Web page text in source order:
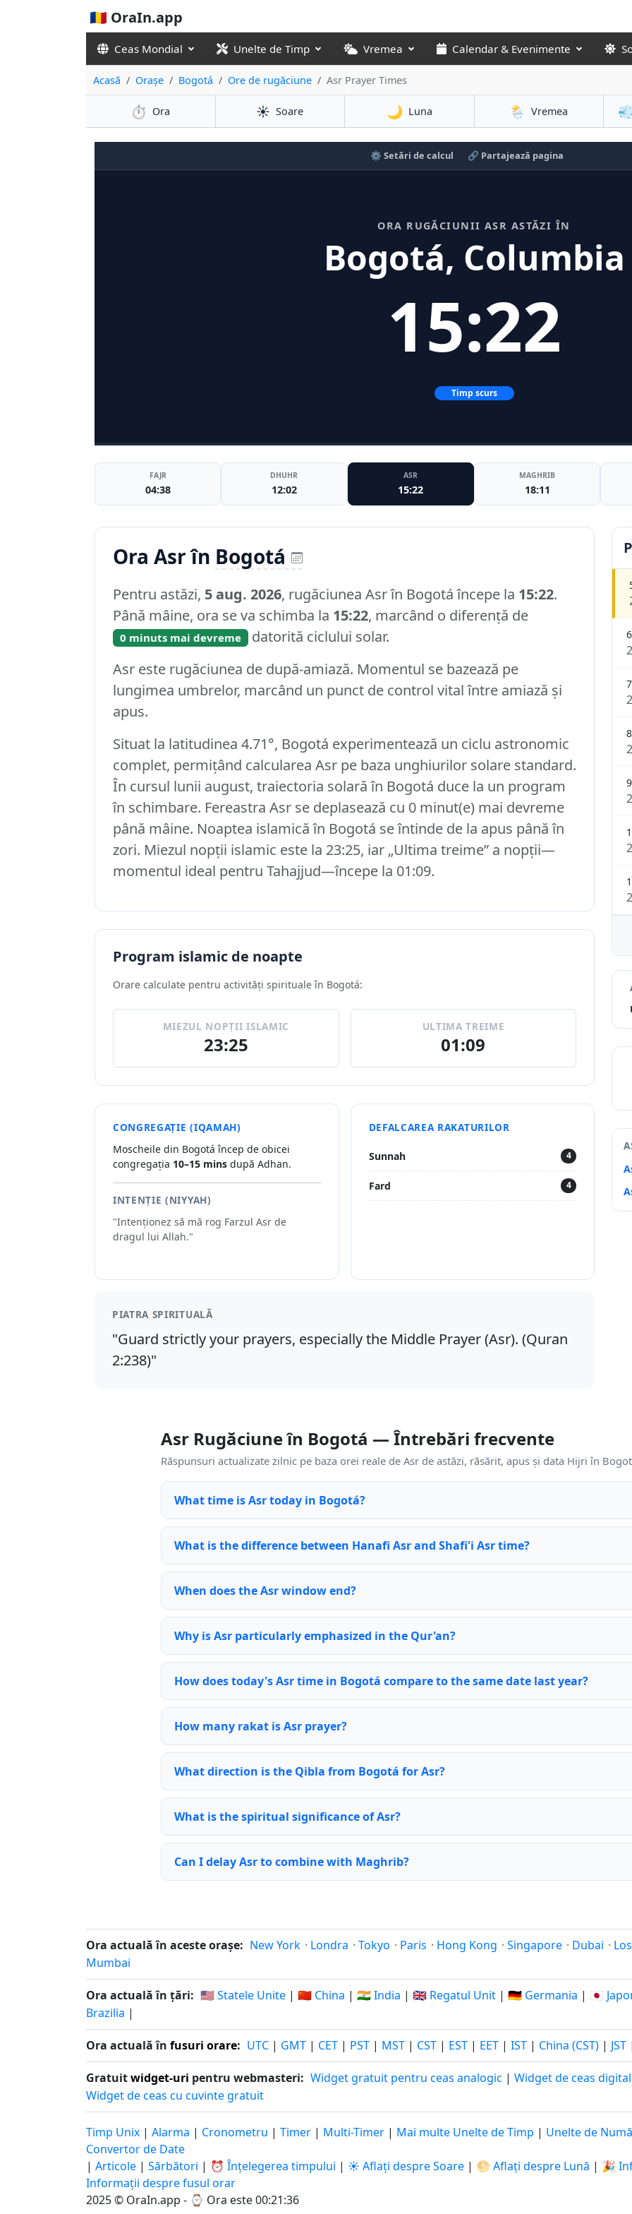
🇷🇴 OraIn.app
Ceas Mondial Unelte de Timp Vremea Calendar & Evenimente
Acasă Orașe Bogotá Ore de rugăciune Asr Prayer Times
⏱️ Ora ☀️ Soare 🌙 Luna 🌦️ Vremea
⚙️ Setări de calcul 🔗 Partajează pagina
ORA RUGĂCIUNII ASR ASTĂZI ÎN
Bogotá, Columbia
15:22
Timp scurs
FAJR
04:38
DHUHR
12:02
ASR
15:22
MAGHRIB
18:11
Ora Asr în Bogotá
Pentru astăzi, 5 aug. 2026, rugăciunea Asr în Bogotá începe la 15:22.
Până mâine, ora se va schimba la 15:22, marcând o diferență de
0 minuts mai devreme datorită ciclului solar.
Asr este rugăciunea de după-amiază. Momentul se bazează pe
lungimea umbrelor, marcând un punct de control vital între amiază și
apus.
Situat la latitudinea 4.71°, Bogotá experimentează un ciclu astronomic
complet, permițând calcularea Asr pe baza unghiurilor solare standard.
În cursul lunii august, traiectoria solară în Bogotá duce la un program
în schimbare. Fereastra Asr se deplasează cu 0 minut(e) mai devreme
până mâine. Noaptea islamică în Bogotá se întinde de la apus până în
zori. Miezul nopții islamic este la 23:25, iar „Ultima treime” a nopții—
momentul ideal pentru Tahajjud—începe la 01:09.
Program islamic de noapte
Orare calculate pentru activități spirituale în Bogotá:
MIEZUL NOPȚII ISLAMIC
23:25
ULTIMA TREIME
01:09
CONGREGAȚIE (IQAMAH)
Moscheile din Bogotá încep de obicei
congregația 10–15 mins după Adhan.
INTENȚIE (NIYYAH)
"Intenționez să mă rog Farzul Asr de
dragul lui Allah."
DEFALCAREA RAKATURILOR
Sunnah 4
Fard 4
PIATRA SPIRITUALĂ
"Guard strictly your prayers, especially the Middle Prayer (Asr). (Quran
2:238)"
Asr Rugăciune în Bogotá — Întrebări frecvente
Răspunsuri actualizate zilnic pe baza orei reale de Asr de astăzi, răsărit, apus și data Hijri în
What time is Asr today in Bogotá?
What is the difference between Hanafi Asr and Shafi'i Asr time?
When does the Asr window end?
Why is Asr particularly emphasized in the Qur'an?
How does today's Asr time in Bogotá compare to the same date last year?
How many rakat is Asr prayer?
What direction is the Qibla from Bogotá for Asr?
What is the spiritual significance of Asr?
Can I delay Asr to combine with Maghrib?
Ora actuală în aceste orașe: New York · Londra · Tokyo · Paris · Hong Kong · Singapore · Dubai ·
Mumbai
Ora actuală în țări: 🇺🇸 Statele Unite | 🇨🇳 China | 🇮🇳 India | 🇬🇧 Regatul Unit | 🇩🇪 Germania | 🇯🇵
Brazilia |
Ora actuală în fusuri orare: UTC | GMT | CET | PST | MST | CST | EST | EET | IST | China (CST) | JST
Gratuitwidget-uri pentru webmasteri: Widget gratuit pentru ceas analogic | Widget de ceas
Widget de ceas cu cuvinte gratuit
Timp Unix | Alarma | Cronometru | Timer | Multi-Timer | Mai multe Unelte de Timp | Unelte de
Convertor de Date
| Articole | Sărbători | ⏰ Înțelegerea timpului | ☀️ Aflați despre Soare | 🌕 Aflați despre Lună | 🎉
Informații despre fusul orar
2025 © OraIn.app - ⌚ Ora este 00:21:37